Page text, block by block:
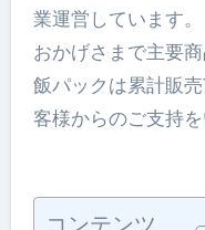
業運営しています。
おかげさまで主要
飯パックは累計販
客様からのご支持を
コンテンツ